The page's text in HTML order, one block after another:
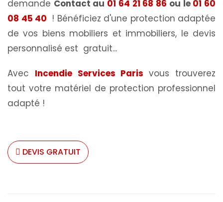
demande Contact au 01 64 21 68 86 ou le 01 60
08 45 40 ! Bénéficiez d'une protection adaptée
de vos biens mobiliers et immobiliers, le devis
personnalisé est gratuit...
Avec Incendie Services Paris vous trouverez
tout votre matériel de protection professionnel
adapté !
DEVIS GRATUIT